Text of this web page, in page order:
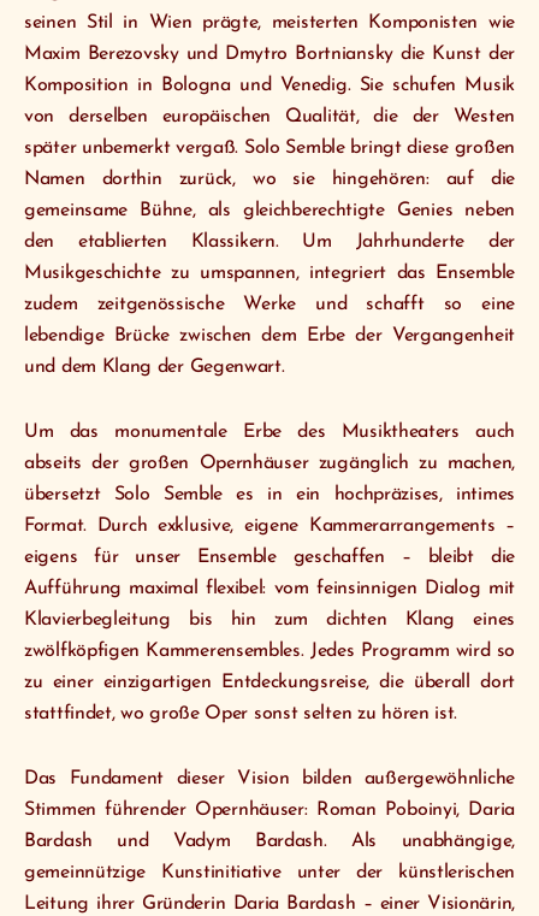
seinen Stil in Wien prägte, meisterten Komponisten wie
Maxim Berezovsky und Dmytro Bortniansky die Kunst der
Komposition in Bologna und Venedig. Sie schufen Musik
von derselben europäischen Qualität, die der Westen
später unbemerkt vergaß. Solo Semble bringt diese großen
Namen dorthin zurück, wo sie hingehören: auf die
gemeinsame Bühne, als gleichberechtigte Genies neben
den etablierten Klassikern. Um Jahrhunderte der
Musikgeschichte zu umspannen, integriert das Ensemble
zudem zeitgenössische Werke und schafft so eine
lebendige Brücke zwischen dem Erbe der Vergangenheit
und dem Klang der Gegenwart.
Um das monumentale Erbe des Musiktheaters auch
abseits der großen Opernhäuser zugänglich zu machen,
übersetzt Solo Semble es in ein hochpräzises, intimes
Format. Durch exklusive, eigene Kammerarrangements –
eigens für unser Ensemble geschaffen – bleibt die
Aufführung maximal flexibel: vom feinsinnigen Dialog mit
Klavierbegleitung bis hin zum dichten Klang eines
zwölfköpfigen Kammerensembles. Jedes Programm wird so
zu einer einzigartigen Entdeckungsreise, die überall dort
stattfindet, wo große Oper sonst selten zu hören ist.
Das Fundament dieser Vision bilden außergewöhnliche
Stimmen führender Opernhäuser: Roman Poboinyi, Daria
Bardash und Vadym Bardash. Als unabhängige,
gemeinnützige Kunstinitiative unter der künstlerischen
Leitung ihrer Gründerin Daria Bardash – einer Visionärin,